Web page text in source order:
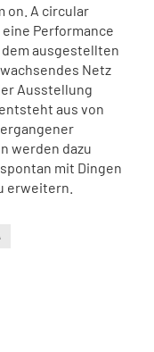
on. A circular
Performance
ausgestellten
Netz
Ausstellung
aus von
werden dazu
mit Dingen
erweitern.